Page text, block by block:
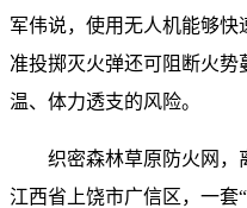
军伟说，使用无人机能够
准投掷灭火弹还可阻断火
温、体力透支的风险。
织密森林草原防火网，
江西省上饶市广信区，一套